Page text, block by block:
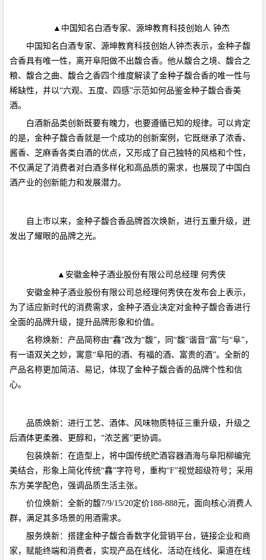
▲中国知名白酒专家、源坤教育科技创始人 钟杰
中国知名白酒专家、源坤教育科技创始人钟杰表示，金种子馥
合香具有唯一性，离开阜阳做不出馥合香。他从馥合之境、馥合之
粮、馥合之曲、馥合之香四个维度解读了金种子馥合香的唯一性与
稀缺性，并以“六观、五度、四感”示范如何品鉴金种子馥合香美
酒。
白酒新品类创新既要有魄力，也要遵循已知的规律。可以肯定
的是，金种子馥合香就是一个成功的创新案例，它既继承了浓香、
酱香、芝麻香各类白酒的优点，又形成了自己独特的风格和个性，
不仅满足了消费者对白酒多样化和高品质的需求，也展现了中国白
酒产业的创新能力和发展潜力。
自上市以来，金种子馥合香品牌首次焕新，进行五重升级，迸
发出了耀眼的品牌之光。
▲安徽金种子酒业股份有限公司总经理 何秀侠
安徽金种子酒业股份有限公司总经理何秀侠在发布会上表示，
为了适应新时代的消费需求，金种子酒业决定对金种子馥合香进行
全面的品牌升级，提升品牌形象和价值。
名称焕新：产品简称由“馫”改为“馥”，同“馥”谐音“富”与“阜”，
有一语双关之妙，寓意“阜阳的酒、有福的酒、富贵的酒”。全新的
产品名称更加简洁、易记，体现了金种子馥合香的品牌个性和信
心。
品质焕新：进行工艺、酒体、风味物质特征三重升级，升级之
后酒体更柔雅、更醇和，“浓芝酱”更协调。
包装焕新：在造型上，将中国传统贮酒容器酒海与阜阳柳编完
美结合，形象上简化传统“馫”字符号，重构“F”视觉超级符号；采用
东方美学配色，强调品质生活主张。
价位焕新：全新的馥7/9/15/20定价188-888元，面向核心消费人
群，满足其多场景的用酒需求。
服务焕新：搭建金种子馥合香数字化营销平台，链接企业和商
家，赋能终端和消费者，实现产品在线化、活动在线化、渠道在线